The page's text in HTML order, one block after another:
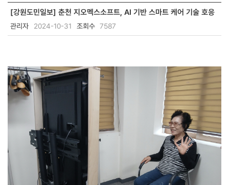
[강원도민일보] 춘천 지오멕스소프트, AI 기반 스마트 케어 기술 호응
관리자 2024-10-31 조회수 7587